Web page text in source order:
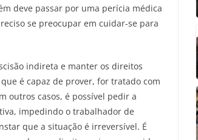
deve passar por uma perícia médica
se preocupar em cuidar-se para
indireta e manter os direitos
é capaz de prover, for tratado com
outros casos, é possível pedir a
impedindo o trabalhador de
que a situação é irreversível. É